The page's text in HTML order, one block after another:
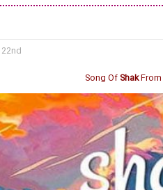
22nd ژوئن 2019
Song Of ShakFrom